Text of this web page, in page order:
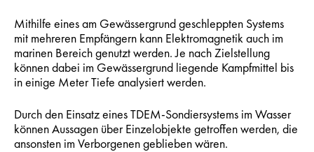
Mithilfe eines am Gewässergrund geschleppten Systems
mit mehreren Empfängern kann Elektromagnetik auch im
marinen Bereich genutzt werden. Je nach Zielstellung
können dabei im Gewässergrund liegende Kampfmittel bis
in einige Meter Tiefe analysiert werden.
Durch den Einsatz eines TDEM-Sondiersystems im Wasser
können Aussagen über Einzelobjekte getroffen werden, die
ansonsten im Verborgenen geblieben wären.